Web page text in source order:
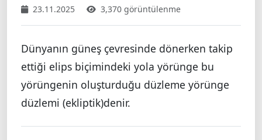
23.11.2025 3,370 görüntülenme
Dünyanın güneş çevresinde dönerken takip
ettiği elips biçimindeki yola yörünge bu
yörüngenin oluşturduğu düzleme yörünge
düzlemi (ekliptik)denir.